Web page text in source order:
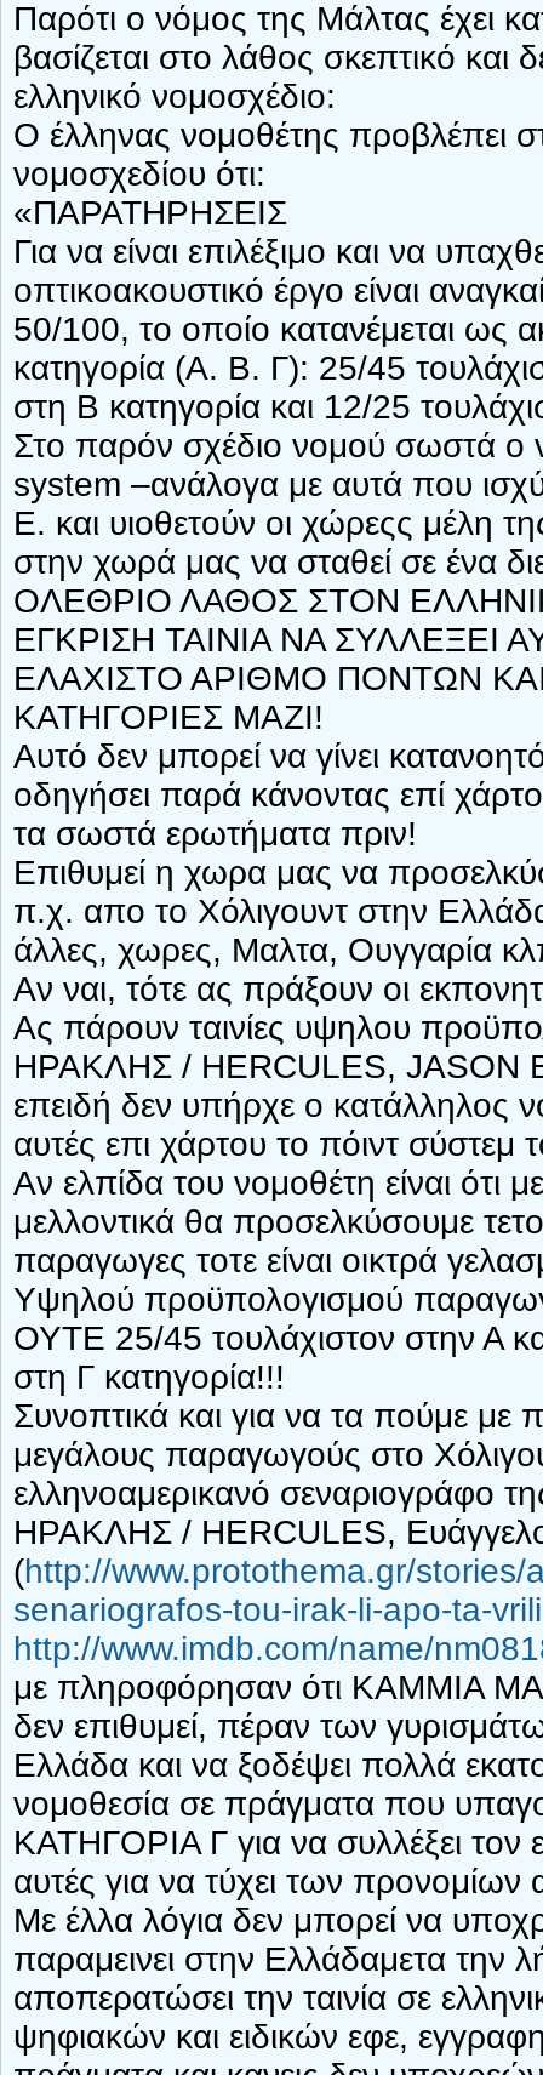
Παρότι ο νόμος της Μάλτας έχει
βασίζεται στο λάθος σκεπτικό
ελληνικό νομοσχέδιο:
O έλληνας νομοθέτης προβλέπει
νομοσχεδίου ότι:
«ΠΑΡΑΤΗΡΗΣΕΙΣ
Για να είναι επιλέξιμο και να
οπτικοακουστικό έργο είναι
50/100, το οποίο κατανέμεται ως
κατηγορία (Α. Β. Γ): 25/45
στη Β κατηγορία και 12/25
Στο παρόν σχέδιο νομού σωστά ο
system –ανάλογα με αυτά που
Ε. και υιοθετούν οι χώρεςς μέλη
στην χωρά μας να σταθεί σε ένα
ΟΛΕΘΡΙΟ ΛΑΘΟΣ ΣΤΟΝ
ΕΓΚΡΙΣΗ ΤΑΙΝΙΑ ΝΑ
ΕΛΑΧΙΣΤΟ ΑΡΙΘΜΟ ΠΟΝΤΩΝ
ΚΑΤΗΓΟΡΙΕΣ ΜΑΖΙ!
Αυτό δεν μπορεί να γίνει
οδηγήσει παρά κάνοντας επί
τα σωστά ερωτήματα πριν!
Επιθυμεί η χωρα μας να
π.χ. απο το Χόλιγουντ στην
άλλες, χωρες, Μαλτα, Ουγγαρία
Αν ναι, τότε ας πράξουν οι
Ας πάρουν ταινίες υψηλου
ΗΡΑΚΛΗΣ / HERCULES, JASON
επειδή δεν υπήρχε ο κατάλληλος
αυτές επι χάρτου το πόιντ
Αν ελπίδα του νομοθέτη είναι
μελλοντικά θα προσελκύσουμε
παραγωγες τοτε είναι οικτρά
Υψηλού προϋπολογισμού
ΟΥΤΕ 25/45 τουλάχιστον στην Α
στη Γ κατηγορία!!!
Συνοπτικά και για να τα πούμε με
μεγάλους παραγωγούς στο
ελληνοαμερικανό σεναριογράφο
ΗΡΑΚΛΗΣ / HERCULES,
(http://www.protothema.gr/
senariografos-tou-irak-li-apo-ta-
http://www.imdb.com/name/
με πληροφόρησαν ότι ΚΑΜΜΙΑ
δεν επιθυμεί, πέραν των
Ελλάδα και να ξοδέψει πολλά
νομοθεσία σε πράγματα που
ΚΑΤΗΓΟΡΙΑ Γ για να συλλέξει τον
αυτές για να τύχει των προνομίων
Με έλλα λόγια δεν μπορεί να
παραμεινει στην Ελλάδαμετα την
αποπερατώσει την ταινία σε
ψηφιακών και ειδικών εφε,